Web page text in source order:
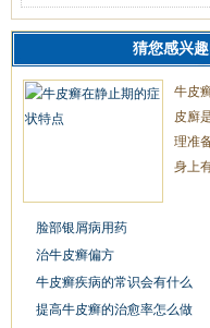
猜您感兴
牛皮
皮廯
理准
身上
脸部银屑病用药
治牛皮癣偏方
牛皮癣疾病的常识会有什么
提高牛皮癣的治愈率怎么做